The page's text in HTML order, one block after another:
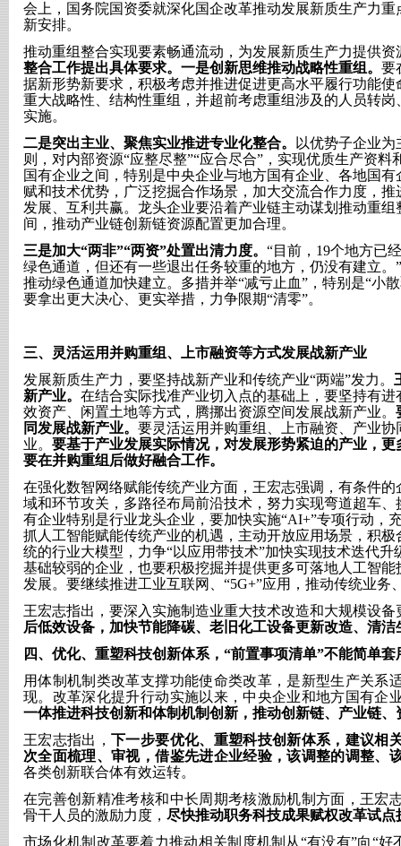
会上，国务院国资委就深化国企改革推动发展新质生产力
新安排。
推动重组整合实现要素畅通流动，为发展新质生产力提供资
整合工作提出具体要求。一是创新思维推动战略性重组。 要
据新形势新要求，积极考虑并推进促进更高水平履行功能
重大战略性、结构性重组，并超前考虑重组涉及的人员转
实施。
二是突出主业、聚焦实业推进专业化整合。
以优势子企业为
则，对内部资源“应整尽整”“应合尽合”，实现优质生产资
国有企业之间，特别是中央企业与地方国有企业、各地国
赋和技术优势，广泛挖掘合作场景，加大交流合作力度，
发展、互利共赢。龙头企业要沿着产业链主动谋划推动重
间，推动产业链创新链资源配置更加合理。
三是加大“两非”“两资”处置出清力度。 “目前，19个地方已
绿色通道，但还有一些退出任务较重的地方，仍没有建立
推动绿色通道加快建立。多措并举“减亏止血”，特别是“小
要拿出更大决心、更实举措，力争限期“清零”。
三、
灵活运用并购重组、上市融资等方式发展战新产业
发展新质生产力，要坚持战新产业和传统产业“两端”发力。
新产业。 在结合实际找准产业切入点的基础上，要坚持有
效资产、闲置土地等方式，腾挪出资源空间发展战新产业。
同发展战新产业。 要灵活运用并购重组、上市融资、产业
业。 要基于产业发展实际情况，对发展形势紧迫的产业，
要在并购重组后做好融合工作。
在强化数智网络赋能传统产业方面，王宏志强调，有条件
域和环节攻关，多路径布局前沿技术，努力实现弯道超车
有企业特别是行业龙头企业，要加快实施“AI+”专项行动，
抓人工智能赋能传统产业的机遇，主动开放应用场景，积
统的行业大模型，力争“以应用带技术”加快实现技术迭代
基础较弱的企业，也要积极挖掘并提供更多可落地人工智
发展。要继续推进工业互联网、“5G+”应用，推动传统业务
王宏志指出，要深入实施制造业重大技术改造和大规模设备
后低效设备，加快节能降碳、老旧化工设备更新改造、清
四、 优化、重塑科技创新体系， “前置事项清单”不能简单套
用体制机制类改革支撑功能使命类改革，是新型生产关系
现。改革深化提升行动实施以来，中央企业和地方国有企
一体推进科技创新和体制机制创新，推动创新链、产业链、
王宏志指出，下一步要优化、重塑科技创新体系，建议相
次全面梳理、审视，借鉴先进企业经验，该调整的调整、
各类创新联合体有效运转。
在完善创新精准考核和中长周期考核激励机制方面，王宏
骨干人员的激励力度， 尽快推动职务科技成果赋权改革试点
市场化机制改革要着力推动相关制度机制从“有没有”向“好